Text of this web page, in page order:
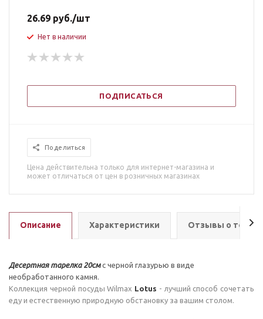
26.69 руб./шт
Нет в наличии
ПОДПИСАТЬСЯ
Поделиться
Цена действительна только для интернет-магазина и
может отличаться от цен в розничных магазинах
Описание Характеристики Отзывы о
Десертная тарелка 20смс черной глазурью в виде
необработанного камня.
Коллекция черной посуды Wilmax Lotus - лучший способ сочетать
еду и естественную природную обстановку за вашим столом.